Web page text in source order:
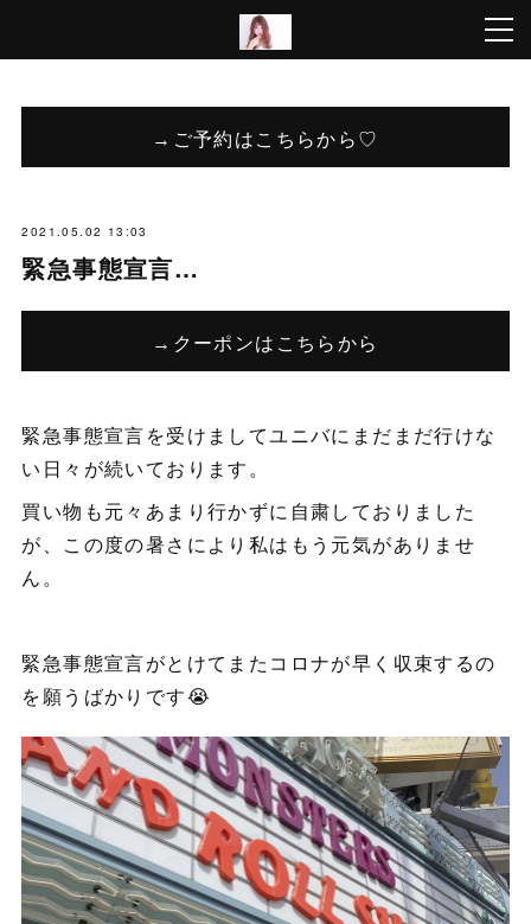
→ご予約はこちらから♡
2021.05.02 13:03
緊急事態宣言…
→クーポンはこちらから
緊急事態宣言を受けましてユニバにまだまだ行けな
い日々が続いております。
買い物も元々あまり行かずに自粛しておりました
が、この度の暑さにより私はもう元気がありませ
ん。
緊急事態宣言がとけてまたコロナが早く収束するの
を願うばかりです😭